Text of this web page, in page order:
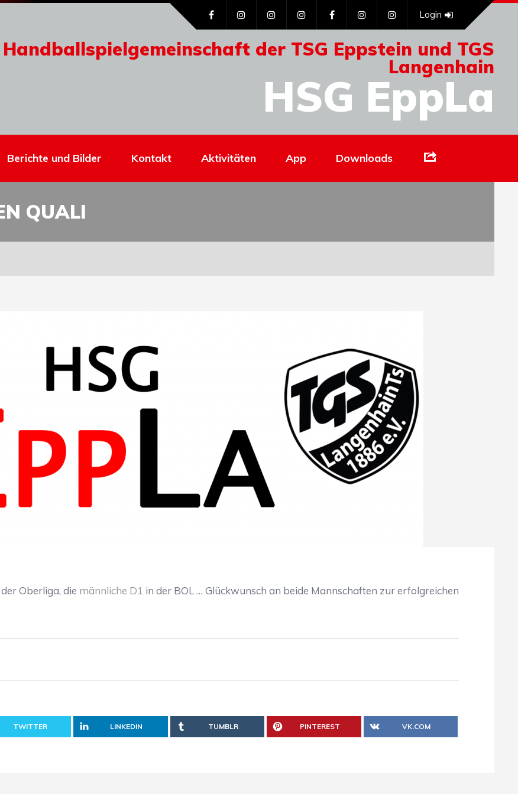
Handballspielgemeinschaft der TSG Eppstein und TGS
Langenhain
HSG EppLa
Login
Berichte und Bilder Kontakt Aktivitäten App Downloads
QUALI
Oberliga, die männliche D1 in der BOL … Glückwunsch an beide Mannschaften zur erfolgreichen
TWITTER LINKEDIN TUMBLR PINTEREST VK.COM